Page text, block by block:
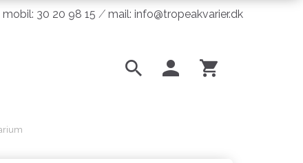
30 20 98 15 ⁄ mail: info@tropeakvarier.dk